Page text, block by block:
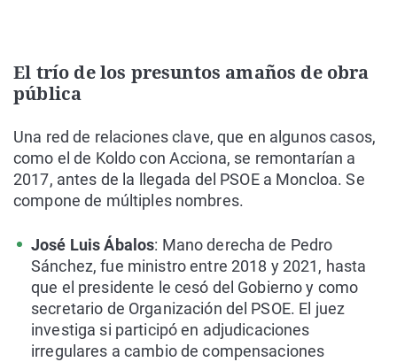
El trío de los presuntos amaños de obra
pública
Una red de relaciones clave, que en algunos casos,
como el de Koldo con Acciona, se remontarían a
2017, antes de la llegada del PSOE a Moncloa. Se
compone de múltiples nombres.
José Luis Ábalos: Mano derecha de Pedro
Sánchez, fue ministro entre 2018 y 2021, hasta
que el presidente le cesó del Gobierno y como
secretario de Organización del PSOE. El juez
investiga si participó en adjudicaciones
irregulares a cambio de compensaciones